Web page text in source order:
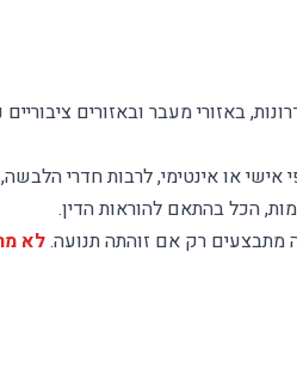
באזורי מעבר ובאזורים
אישי או אינטימי, לרבות חדרי
הכל בהתאם להוראות הדין.
לא